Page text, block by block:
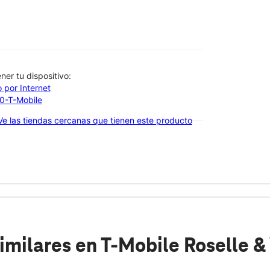
tu dispositivo:
por Internet
T-Mobile
las tiendas cercanas que tienen este producto
en T-Mobile Roselle